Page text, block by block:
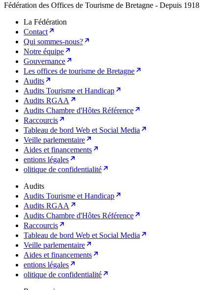
Fédération des Offices de Tourisme de Bretagne - Depuis 1918
La Fédération
Contact
Qui sommes-nous?
Notre équipe
Gouvernance
Les offices de tourisme de Bretagne
Audits
Audits Tourisme et Handicap
Audits RGAA
Audits Chambre d'Hôtes Référence
Raccourcis
Tableau de bord Web et Social Media
Veille parlementaire
Aides et financements
entions légales
olitique de confidentialité
Audits
Audits Tourisme et Handicap
Audits RGAA
Audits Chambre d'Hôtes Référence
Raccourcis
Tableau de bord Web et Social Media
Veille parlementaire
Aides et financements
entions légales
olitique de confidentialité